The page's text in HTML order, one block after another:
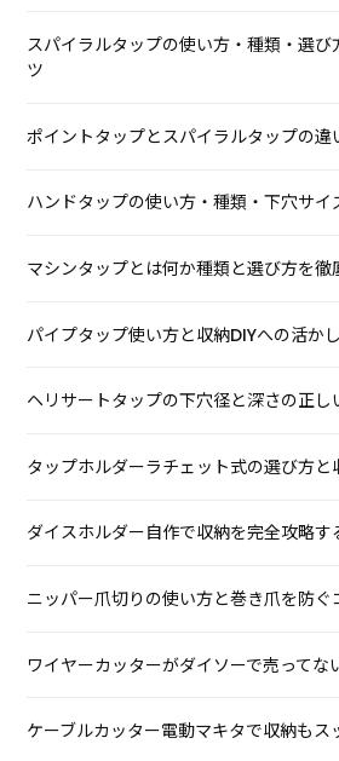
スパイラルタップの使い方・種類・選び
ツ
ポイントタップとスパイラルタップの違
ハンドタップの使い方・種類・下穴サイ
マシンタップとは何か種類と選び方を徹
パイプタップ使い方と収納DIYへの活か
ヘリサートタップの下穴径と深さの正し
タップホルダーラチェット式の選び方と
ダイスホルダー自作で収納を完全攻略す
ニッパー爪切りの使い方と巻き爪を防ぐ
ワイヤーカッターがダイソーで売ってな
ケーブルカッター電動マキタで収納もス